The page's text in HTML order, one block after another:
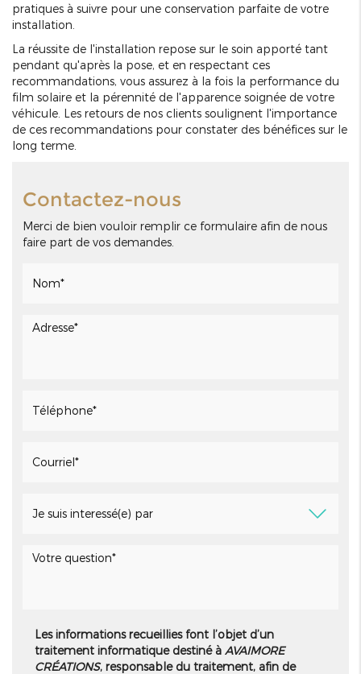
pratiques à suivre pour une conservation parfaite de votre
installation.
La réussite de l'installation repose sur le soin apporté tant
pendant qu'après la pose, et en respectant ces
recommandations, vous assurez à la fois la performance du
film solaire et la pérennité de l'apparence soignée de votre
véhicule. Les retours de nos clients soulignent l'importance
de ces recommandations pour constater des bénéfices sur le
long terme.
Contactez-nous
Merci de bien vouloir remplir ce formulaire afin de nous
faire part de vos demandes.
Les informations recueillies font l’objet d’un
traitement informatique destiné àAVAIMORE
CRÉATIONS, responsable du traitement, afin de